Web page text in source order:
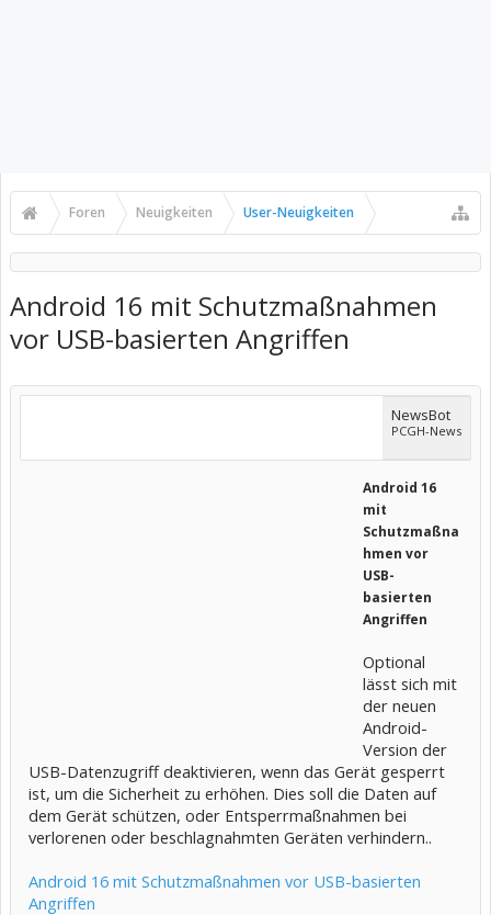
Foren Neuigkeiten User-Neuigkeiten
Android 16 mit Schutzmaßnahmen
vor USB-basierten Angriffen
NewsBot
PCGH-News
Android 16
mit
Schutzmaßna
hmen vor
USB-
basierten
Angriffen
Optional
lässt sich mit
der neuen
Android-
Version der
USB-Datenzugriff deaktivieren, wenn das Gerät gesperrt
ist, um die Sicherheit zu erhöhen. Dies soll die Daten auf
dem Gerät schützen, oder Entsperrmaßnahmen bei
verlorenen oder beschlagnahmten Geräten verhindern..
Android 16 mit Schutzmaßnahmen vor USB-basierten
Angriffen